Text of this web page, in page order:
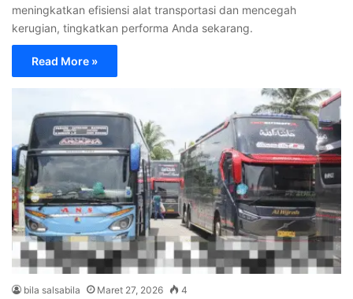
meningkatkan efisiensi alat transportasi dan mencegah
kerugian, tingkatkan performa Anda sekarang.
Read More »
bila salsabila Maret 27, 2026 4